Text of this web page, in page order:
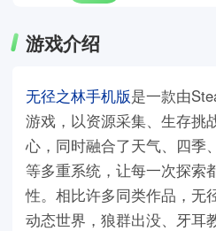
游戏介绍
无径之林手机版是一款由
游戏，以资源采集、生存挑
心，同时融合了天气、四季
等多重系统，让每一次探索
性。相比许多同类作品，无
动态世界，狼群出没、牙耳